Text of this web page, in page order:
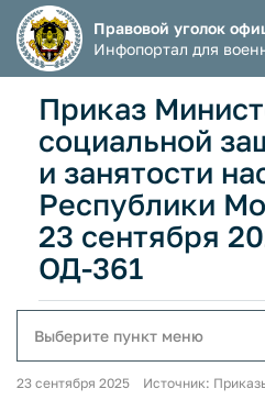
Правовой уголок
Инфопортал для
Приказ
социальной
и занятости
Республики
23 сентября
ОД-361
Выберите пункт меню
23 сентября 2025 Источник: